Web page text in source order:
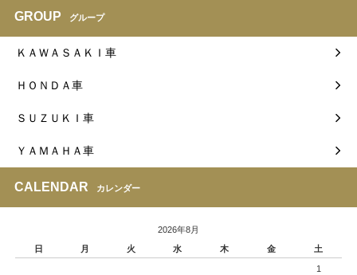
GROUP グループ
ＫＡＷＡＳＡＫＩ車
ＨＯＮＤＡ車
ＳＵＺＵＫＩ車
ＹＡＭＡＨＡ車
CALENDAR カレンダー
2026年8月
日
月 火 水 木 金 土
1